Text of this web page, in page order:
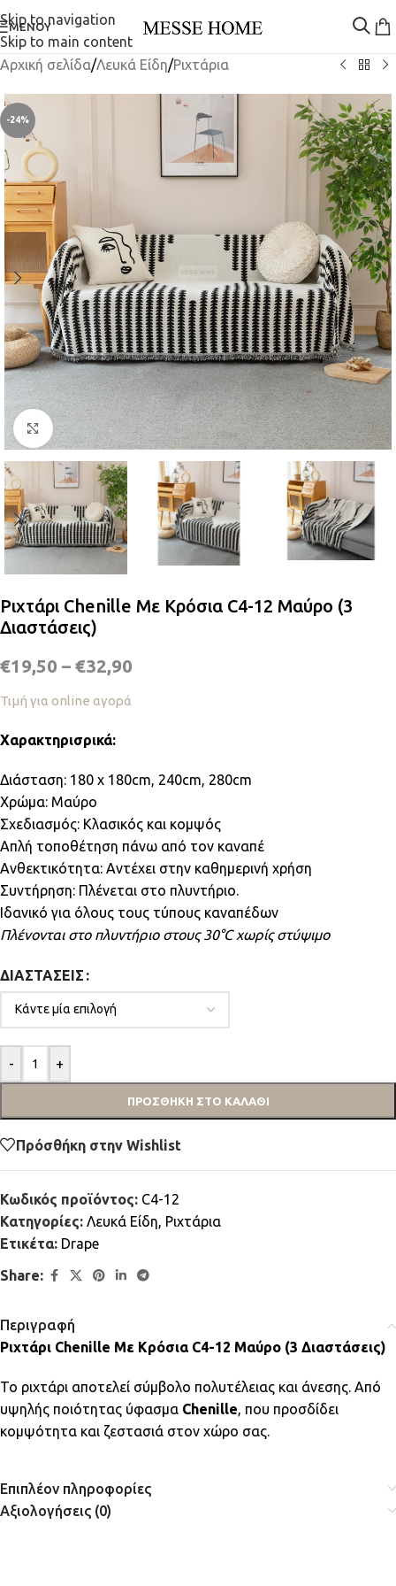
Skip to navigation
Skip to main content
ΜΕΝΟΎ
Αρχική σελίδα/Λευκά Είδη/Ριχτάρια
-24%
Κλικ για μεγέθυνση
Ριχτάρι Chenille Με Κρόσια C4-12 Μαύρο (3
Διαστάσεις)
€19,50 – €32,90
Τιμή για online αγορά
Χαρακτηρισρικά:
Διάσταση: 180 x 180cm, 240cm, 280cm
Χρώμα: Μαύρο
Σχεδιασμός: Κλασικός και κομψός
Απλή τοποθέτηση πάνω από τον καναπέ
Ανθεκτικότητα: Αντέχει στην καθημερινή χρήση
Συντήρηση: Πλένεται στο πλυντήριο.
Ιδανικό για όλους τους τύπους καναπέδων
Πλένονται στο πλυντήριο στους 30°C χωρίς στύψιμο
ΔΙΑΣΤΆΣΕΙΣ
- +
ΠΡΟΣΘΉΚΗ ΣΤΟ ΚΑΛΆΘΙ
Πρόσθήκη στην Wishlist
Κωδικός προϊόντος: C4-12
Κατηγορίες: Λευκά Είδη, Ριχτάρια
Ετικέτα: Drape
Share:
Περιγραφή
Ριχτάρι Chenille Με Κρόσια C4-12 Μαύρο (3 Διαστάσεις)
Το ριχτάρι αποτελεί σύμβολο πολυτέλειας και άνεσης. Από
υψηλής ποιότητας ύφασμα Chenille, που προσδίδει
κομψότητα και ζεστασιά στον χώρο σας.
Επιπλέον πληροφορίες
Αξιολογήσεις (0)